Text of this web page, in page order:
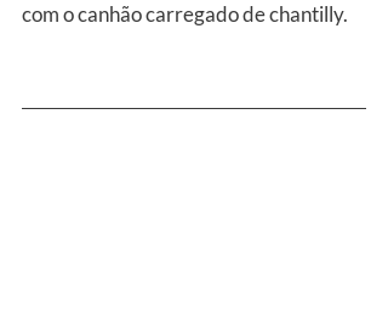
com o canhão carregado de chantilly.